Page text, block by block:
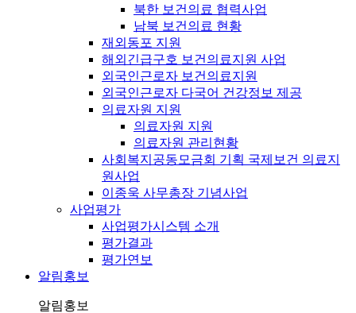
북한 보건의료 협력사업
남북 보건의료 현황
재외동포 지원
해외긴급구호 보건의료지원 사업
외국인근로자 보건의료지원
외국인근로자 다국어 건강정보 제공
의료자원 지원
의료자원 지원
의료자원 관리현황
사회복지공동모금회 기획 국제보건 의료지
원사업
이종욱 사무총장 기념사업
사업평가
사업평가시스템 소개
평가결과
평가연보
알림홍보
알림홍보